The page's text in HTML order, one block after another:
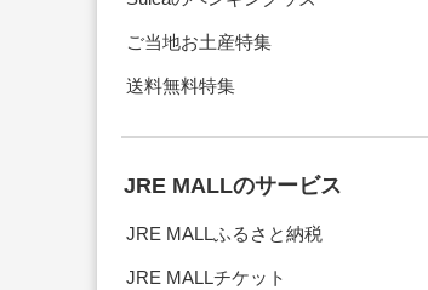
ご当地お土産特集
送料無料特集
JRE MALLのサービス
JRE MALLふるさと納税
JRE MALLチケット